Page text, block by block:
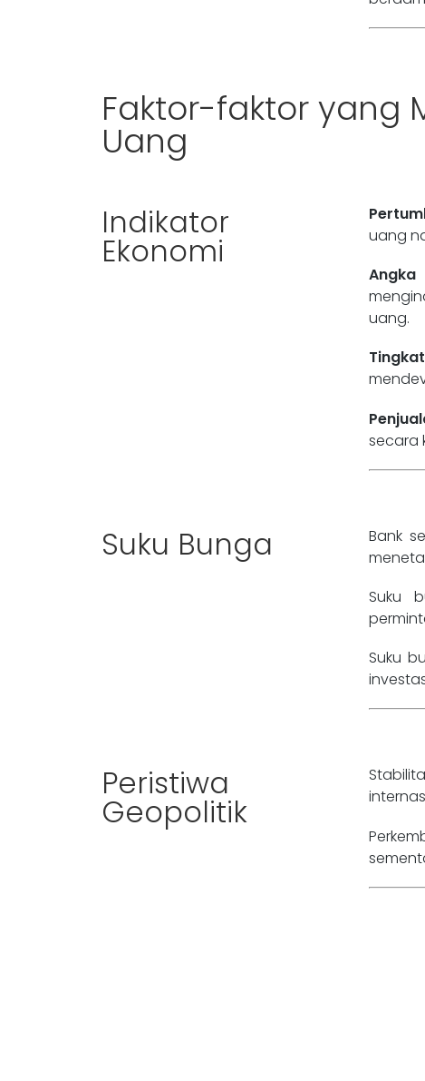
Faktor-faktor yang
Uang
Indikator
Ekonomi
uang
uang.
secara
Suku Bunga
Bank
Suku
Suku
Peristiwa
Geopolitik